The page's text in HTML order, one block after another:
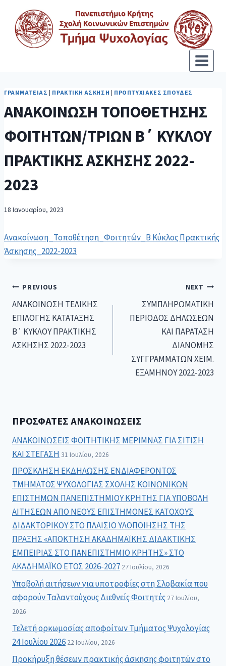
ΓΡΑΜΜΑΤΕΊΑΣ | ΠΡΑΚΤΙΚΉ ΆΣΚΗΣΗ | ΠΡΟΠΤΥΧΙΑΚΈΣ ΣΠΟΥΔΈΣ
ΑΝΑΚΟΙΝΩΣΗ ΤΟΠΟΘΕΤΗΣΗΣ
ΦΟΙΤΗΤΩΝ/ΤΡΙΩΝ Β΄ ΚΥΚΛΟΥ
ΠΡΑΚΤΙΚΗΣ ΑΣΚΗΣΗΣ 2022-
2023
18 Ιανουαρίου, 2023
Ανακοίνωση_Τοποθέτηση_Φοιτητών_Β Κύκλος Πρακτικής
Άσκησης_2022-2023
PREVIOUS
ΑΝΑΚΟΙΝΩΣΗ ΤΕΛΙΚΗΣ
ΕΠΙΛΟΓΗΣ ΚΑΤΑΤΑΞΗΣ
Β΄ ΚΥΚΛΟΥ ΠΡΑΚΤΙΚΗΣ
ΑΣΚΗΣΗΣ 2022-2023
NEXT
ΣΥΜΠΛΗΡΩΜΑΤΙΚΗ
ΠΕΡΙΟΔΟΣ ΔΗΛΩΣΕΩΝ
ΚΑΙ ΠΑΡΑΤΑΣΗ
ΔΙΑΝΟΜΗΣ
ΣΥΓΓΡΑΜΜΑΤΩΝ ΧΕΙΜ.
ΕΞΑΜΗΝΟΥ 2022-2023
ΠΡΌΣΦΑΤΕΣ ΑΝΑΚΟΙΝΏΣΕΙΣ
ΑΝΑΚΟΙΝΩΣΕΙΣ ΦΟΙΤΗΤΙΚΗΣ ΜΕΡΙΜΝΑΣ ΓΙΑ ΣΙΤΙΣΗ
ΚΑΙ ΣΤΕΓΑΣΗ 31 Ιουλίου, 2026
ΠΡΟΣΚΛΗΣΗ ΕΚΔΗΛΩΣΗΣ ΕΝΔΙΑΦΕΡΟΝΤΟΣ
ΤΜΗΜΑΤΟΣ ΨΥΧΟΛΟΓΙΑΣ ΣΧΟΛΗΣ ΚΟΙΝΩΝΙΚΩΝ
ΕΠΙΣΤΗΜΩΝ ΠΑΝΕΠΙΣΤΗΜΙΟΥ ΚΡΗΤΗΣ ΓΙΑ ΥΠΟΒΟΛΗ
ΑΙΤΗΣΕΩΝ ΑΠΟ ΝΕΟΥΣ ΕΠΙΣΤΗΜΟΝΕΣ ΚΑΤΟΧΟΥΣ
ΔΙΔΑΚΤΟΡΙΚΟΥ ΣΤΟ ΠΛΑΙΣΙΟ ΥΛΟΠΟΙΗΣΗΣ ΤΗΣ
ΠΡΑΞΗΣ «ΑΠΟΚΤΗΣΗ ΑΚΑΔΗΜΑΪΚΗΣ ΔΙΔΑΚΤΙΚΗΣ
ΕΜΠΕΙΡΙΑΣ ΣΤΟ ΠΑΝΕΠΙΣΤΗΜΙΟ ΚΡΗΤΗΣ» ΣΤΟ
ΑΚΑΔΗΜΑΪΚΟ ΕΤΟΣ 2026-2027 27 Ιουλίου, 2026
Υποβολή αιτήσεων για υποτροφίες στη Σλοβακία που
αφορούν Ταλαντούχους Διεθνείς Φοιτητές 27 Ιουλίου,
2026
Τελετή ορκωμοσίας αποφοίτων Τμήματος Ψυχολογίας
24 Ιουλίου 2026 22 Ιουλίου, 2026
Προκήρυξη θέσεων πρακτικής άσκησης φοιτητών στο